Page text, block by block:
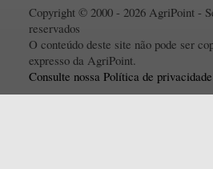
Copyright © 2000 - 2026 AgriPoint -
reservados
O conteúdo deste site não pode ser
expresso da AgriPoint.
Consulte nossa Política de privacidade